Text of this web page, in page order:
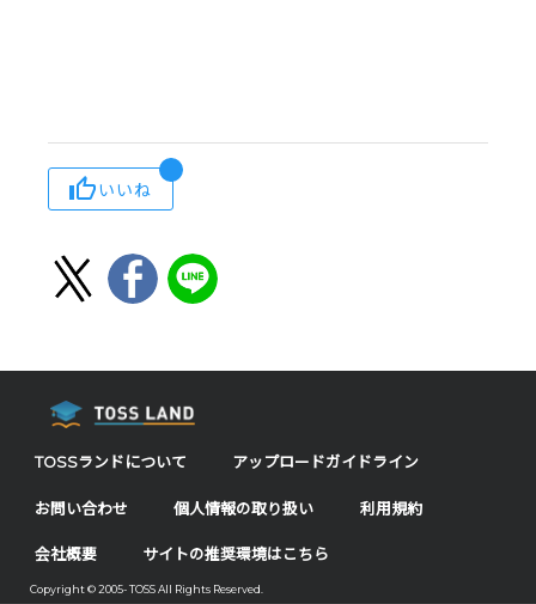
いいね
TOSSランドについて アップロードガイドライン
お問い合わせ 個人情報の取り扱い 利用規約
会社概要 サイトの推奨環境はこちら
Copyright © 2005- TOSS All Rights Reserved.